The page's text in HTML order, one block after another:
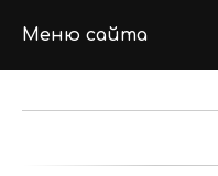
Меню сайта